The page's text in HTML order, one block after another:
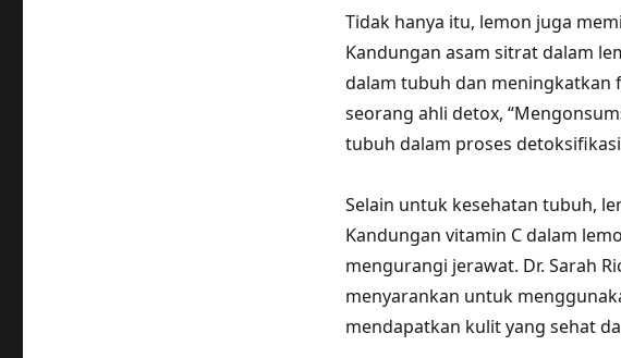
Tidak hanya itu, lemon juga
Kandungan asam sitrat dalam
dalam tubuh dan meningkatkan
seorang ahli detox,
tubuh dalam proses detoksifikasi
Selain untuk kesehatan tubuh,
Kandungan vitamin C dalam
mengurangi jerawat. Dr. Sarah
menyarankan untuk
mendapatkan kulit yang sehat